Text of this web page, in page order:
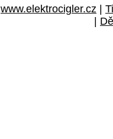
www.elektrocigler.cz